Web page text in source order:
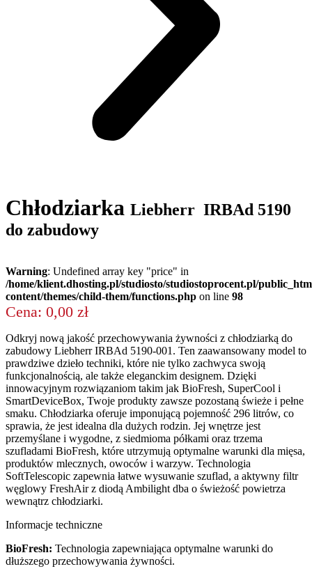
Chłodziarka Liebherr IRBAd 5190
do zabudowy
Warning: Undefined array key "price" in
/home/klient.dhosting.pl/studiosto/studiostoprocent.pl/
content/themes/child-them/functions.php on line 98
Cena: 0,00 zł
Odkryj nową jakość przechowywania żywności z chłodziarką do
zabudowy Liebherr IRBAd 5190-001. Ten zaawansowany model to
prawdziwe dzieło techniki, które nie tylko zachwyca swoją
funkcjonalnością, ale także eleganckim designem. Dzięki
innowacyjnym rozwiązaniom takim jak BioFresh, SuperCool i
SmartDeviceBox, Twoje produkty zawsze pozostaną świeże i pełne
smaku. Chłodziarka oferuje imponującą pojemność 296 litrów, co
sprawia, że jest idealna dla dużych rodzin. Jej wnętrze jest
przemyślane i wygodne, z siedmioma półkami oraz trzema
szufladami BioFresh, które utrzymują optymalne warunki dla mięsa,
produktów mlecznych, owoców i warzyw. Technologia
SoftTelescopic zapewnia łatwe wysuwanie szuflad, a aktywny filtr
węglowy FreshAir z diodą Ambilight dba o świeżość powietrza
wewnątrz chłodziarki.
Informacje techniczne
BioFresh: Technologia zapewniająca optymalne warunki do
dłuższego przechowywania żywności.